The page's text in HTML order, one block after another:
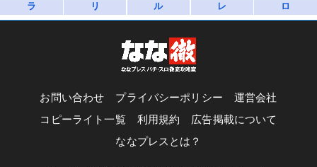
ラ リ ル レ ロ
お問い合わせ プライバシーポリシー
運営会社
コピーライト一覧
利用規約
広告掲載について
ななプレスとは？